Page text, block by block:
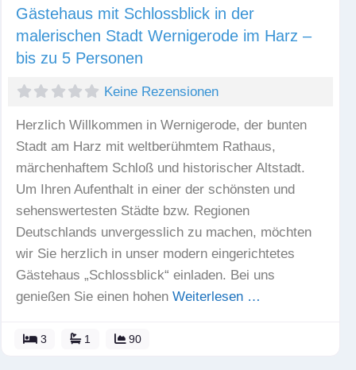
Gästehaus mit Schlossblick in der
malerischen Stadt Wernigerode im Harz –
bis zu 5 Personen
Keine Rezensionen
Herzlich Willkommen in Wernigerode, der bunten
Stadt am Harz mit weltberühmtem Rathaus,
märchenhaftem Schloß und historischer Altstadt.
Um Ihren Aufenthalt in einer der schönsten und
sehenswertesten Städte bzw. Regionen
Deutschlands unvergesslich zu machen, möchten
wir Sie herzlich in unser modern eingerichtetes
Gästehaus „Schlossblick“ einladen. Bei uns
genießen Sie einen hohen Weiterlesen …
3 1 90